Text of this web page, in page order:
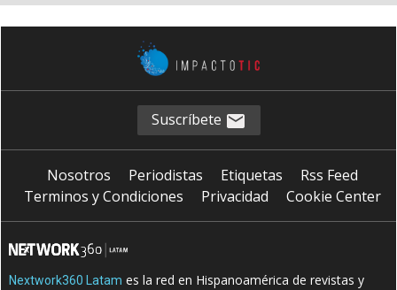
Suscríbete
Nosotros Periodistas Etiquetas
Rss Feed
Terminos y Condiciones
Privacidad Cookie Center
Nextwork360 Latam es la red en Hispanoamérica de revistas y